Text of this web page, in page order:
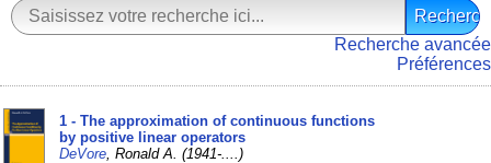
Recherche avancée
Préférences
1 - The approximation of continuous functions
by positive linear operators
DeVore , Ronald A. (1941-....)